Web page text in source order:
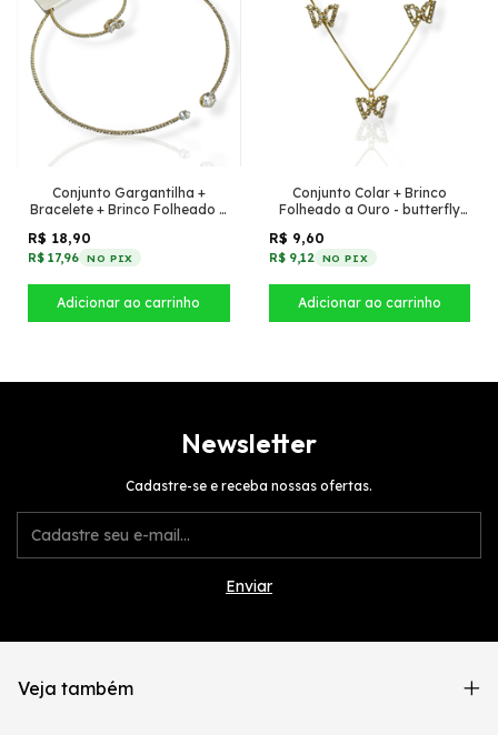
Conjunto Gargantilha +
Bracelete + Brinco Folheado a
R$ 18,90
R$ 17,96 NO PIX
Conjunto Colar + Brinco
Folheado a Ouro - butterfly
R$ 9,60
R$ 9,12 NO PIX
Newsletter
Cadastre-se e receba nossas ofertas.
Veja também